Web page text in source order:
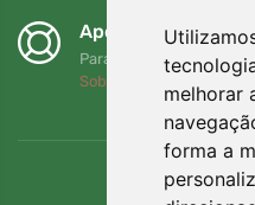
melhorar
forma a
Apoiamos a
Para cada encomenda
Sobre nós